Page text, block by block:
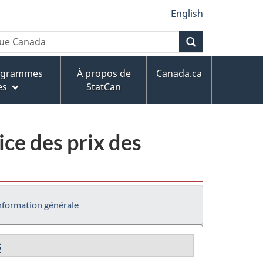
English
À propos de
StatCan
Canada.ca
des prix des
générale